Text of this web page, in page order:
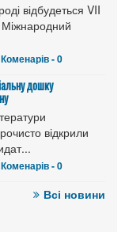
відбудеться VII
Міжнародний
Коменарів - 0
дошку
відкрили
Коменарів - 0
Всі новини